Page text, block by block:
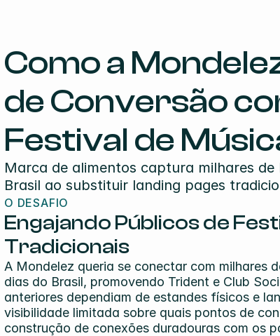
Como a
de Conversão
Festival de
Marca de alimentos captura milhares
Brasil ao substituir landing pages
O DESAFIO
Engajando Públicos de
Tradicionais
A Mondelez queria se conectar com milhares
dias do Brasil, promovendo Trident e Club
anteriores dependiam de estandes físicos e
visibilidade limitada sobre quais pontos de
construção de conexões duradouras com os